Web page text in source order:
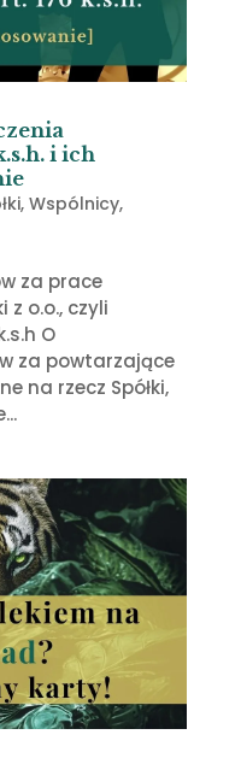
i ich
, Wspólnicy,
za prace
z o.o., czyli
O
za powtarzające
na rzecz Spółki,